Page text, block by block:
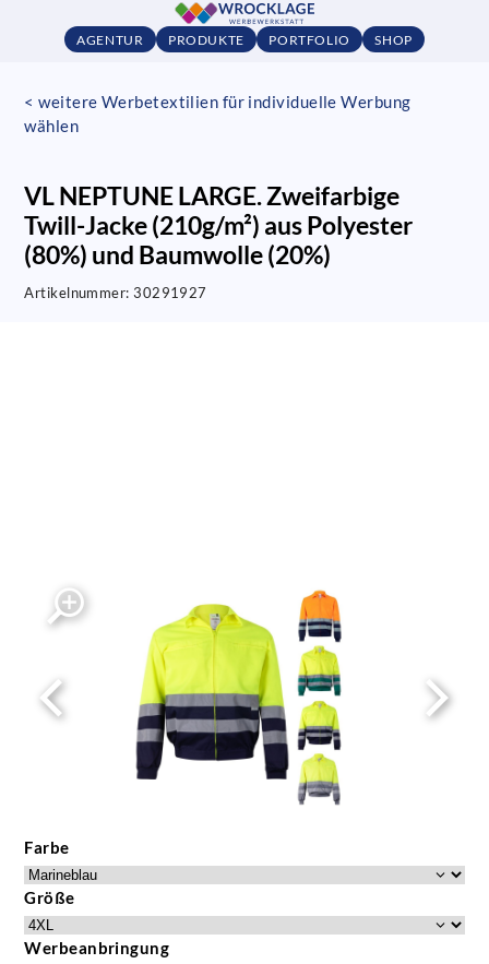
AGENTUR PRODUKTE PORTFOLIO SHOP
< weitere Werbetextilien für individuelle Werbung
wählen
VL NEPTUNE LARGE. Zweifarbige
Twill-Jacke (210g/m²) aus Polyester
(80%) und Baumwolle (20%)
Artikelnummer:30291927
Farbe
Größe
Werbeanbringung